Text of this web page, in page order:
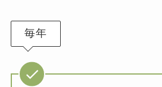
毎年